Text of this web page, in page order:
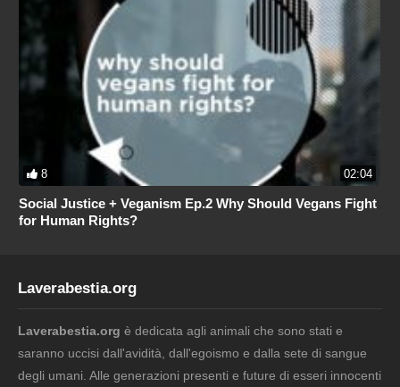
8 02:04
Social Justice + Veganism Ep.2 Why Should Vegans Fight
for Human Rights?
Laverabestia.org
Laverabestia.org è dedicata agli animali che sono stati e
saranno uccisi dall'avidità, dall'egoismo e dalla sete di sangue
degli umani. Alle generazioni presenti e future di esseri innocenti